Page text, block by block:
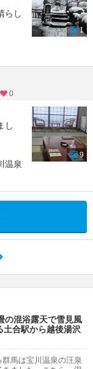
らし
1
0
し
温泉
9
の混浴露天で雪見風
土合駅から越後湯沢
馬は宝川温泉の汪泉